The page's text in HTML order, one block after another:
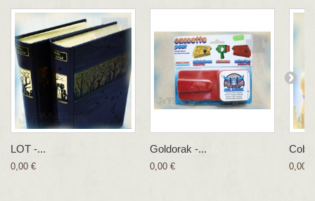
LOT -...
0,00 €
Goldorak -...
0,00 € 0,00 €